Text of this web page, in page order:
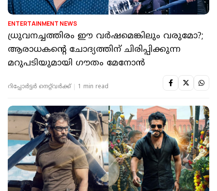
ENTERTAINMENT NEWS
ധ്രുവനച്ചത്തിരം ഈ വർഷമെങ്കിലും വരുമോ?;
ആരാധകന്റെ ചോദ്യത്തിന് ചിരിപ്പിക്കുന്ന
മറുപടിയുമായി ഗൗതം മേനോൻ
റിപ്പോർട്ടർ നെറ്റ്‌വര്‍ക്ക്‌ 1 min read